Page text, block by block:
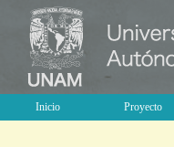
Inicio Proyecto